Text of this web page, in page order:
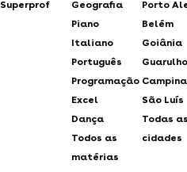
Superprof
Geografia
Piano
Italiano
Português
Programação
Excel
Dança
Todos as
matérias
Porto
Belém
Goiânia
São Luís
Todas as
cidades